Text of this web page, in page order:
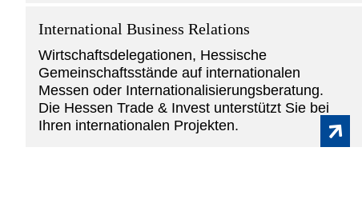
International Business Relations
Wirtschaftsdelegationen, Hessische
Gemeinschaftsstände auf internationalen
Messen oder Internationalisierungsberatung.
Die Hessen Trade & Invest unterstützt Sie bei
Ihren internationalen Projekten.